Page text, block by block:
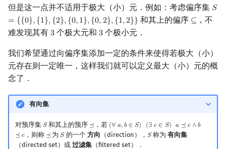
但是这一点并不适用于极大（小）元．例如：考虑偏序集 𝑆
= {{0},{1},{2},{0,1},{0,2},{1,2}}
S=
和其上的偏序 ⊆
⊆ ，不
难发现其有 3
3 个极大元和 3
3 个极小元．
我们希望通过向偏序集添加一定的条件来使得若极大（小）
元存在则一定唯一，这样我们就可以定义最大（小）元的概
念了．
有向集
对预序集 𝑆
S和其上的预序 ⪯
⪯ ，若 (∀ 𝑎,𝑏 ∈ 𝑆) (∃ 𝑐 ∈ 𝑆) 𝑎 ⪯ 𝑐 ∧𝑏
⪯ 𝑐
(∀ a,b∈S ) ( c∈S ) a⪯ ∧ b⪯c
，则称 ⪯
⪯ 为𝑆
S的一个 方向 （direction）， 𝑆
S称为 有向集
（directed set）或 过滤集（filtered set）．